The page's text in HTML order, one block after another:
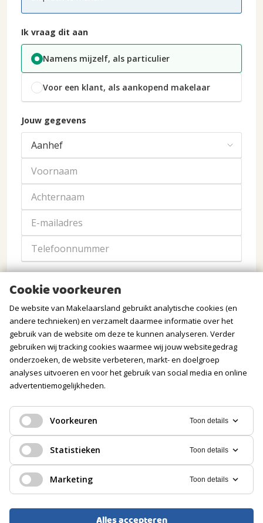
Ik vraag dit aan
Namens mijzelf, als particulier
Voor een klant, als aankopend makelaar
Jouw gegevens
Verstuur mijn aanvraag
Wij gaan zorgvuldig om met jouw gegevens. Meer
informatie vind je in onze
Cookie voorkeuren
De website van Makelaarsland gebruikt analytische cookies (en
andere technieken) en verzamelt daarmee informatie over het
gebruik van de website om deze te kunnen analyseren. Verder
gebruiken wij tracking cookies waarmee wij jouw websitegedrag
onderzoeken, de website verbeteren, markt- en doelgroep
analyses uitvoeren en voor het gebruik van social media en online
advertentiemogelijkheden.
Voorkeuren Toon details
Statistieken Toon details
Marketing Toon details